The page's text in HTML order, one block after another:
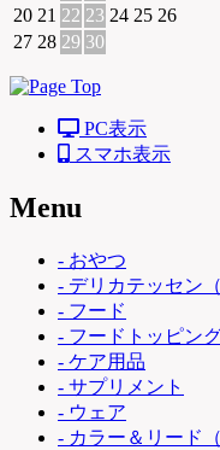
20 21 22 23 24 25 26
27 28 29 30
PC表示
スマホ表示
Menu
- おやつ
- デリカテッセン
- フード
- フードトッピン
- ケア用品
- サプリメント
- ウェア
- カラー＆リード（